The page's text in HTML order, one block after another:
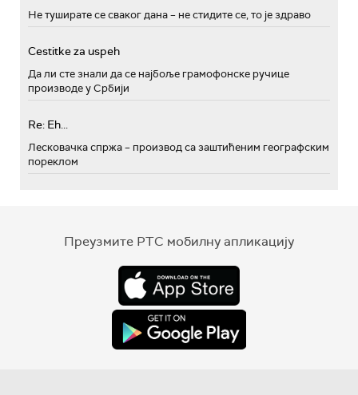
Не туширате се сваког дана – не стидите се, то је здраво
Cestitke za uspeh
Да ли сте знали да се најбоље грамофонске ручице
производе у Србији
Re: Eh...
Лесковачка спржа – производ са заштићеним географским
пореклом
Преузмите РТС мобилну апликацију